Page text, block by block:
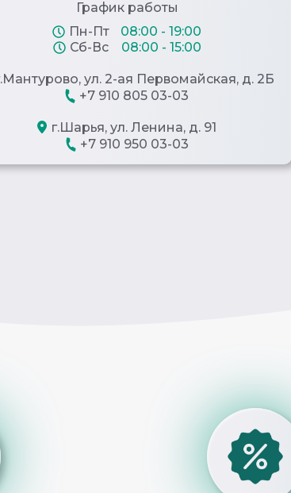
График работы
Пн-Пт
08:00 - 19:00
Сб-Вс
08:00 - 15:00
ул. 2-ая Первомайская, д. 2Б
+7 910 805 03-03
г.Шарья, ул. Ленина, д. 91
+7 910 950 03-03